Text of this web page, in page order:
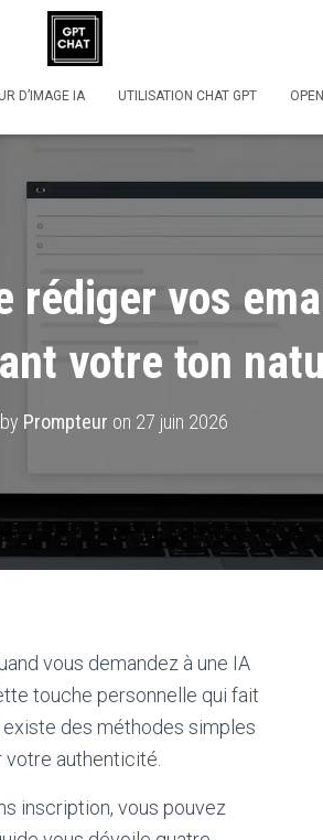
D’IMAGE IA UTILISATION CHAT GPT
rédiger vos
votre ton
Prompteur on 27 juin 2026
vous demandez à une IA
touche personnelle qui fait
des méthodes simples
authenticité.
inscription, vous pouvez